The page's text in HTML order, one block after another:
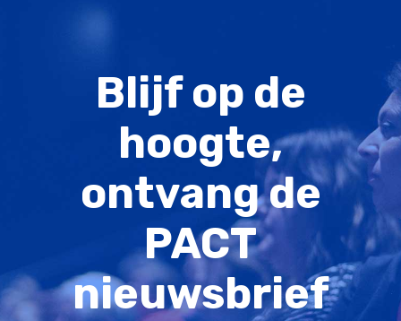
Blijf op de
hoogte,
ontvang de
PACT
nieuwsbrief